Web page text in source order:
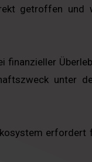
getroffen
finanzieller
unter